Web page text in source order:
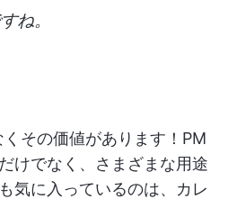
ね。
その価値があります！PM
けでなく、さまざまな用途
気に入っているのは、カレ